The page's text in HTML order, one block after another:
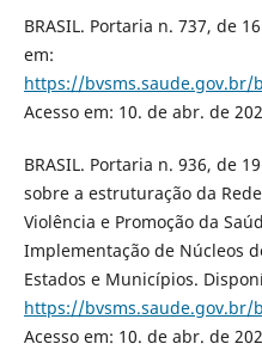
BRASIL. Portaria n. 737, de
em:
https://bvsms.saude.gov.br/
Acesso em: 10. de abr. de
BRASIL. Portaria n. 936, de
sobre a estruturação da
Violência e Promoção da
Implementação de Núcleos
Estados e Municípios.
https://bvsms.saude.gov.br/
Acesso em: 10. de abr. de